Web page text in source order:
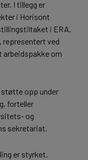
I tillegg er
i Horisont
i ERA.
ved
arbeidspakke om
støtte opp under
forteller
og
sekretariat.
er styrket.